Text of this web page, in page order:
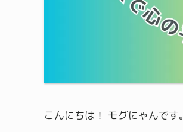
こんにちは！ モグにゃんです。